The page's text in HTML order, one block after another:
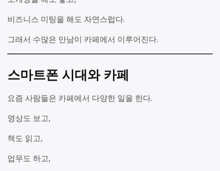
비즈니스 미팅을 해도 자연스럽다.
그래서 수많은 만남이 카페에서 이루어진다.
스마트폰 시대와 카페
요즘 사람들은 카페에서 다양한 일을 한다.
영상도 보고,
책도 읽고,
업무도 하고,